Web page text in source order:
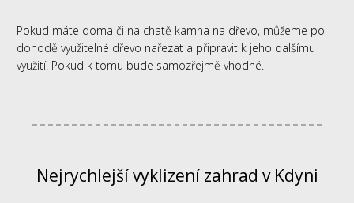
Pokud máte doma či na chatě kamna na dřevo, můžeme po
dohodě využitelné dřevo nařezat a připravit k jeho dalšímu
využití. Pokud k tomu bude samozřejmě vhodné.
Nejrychlejší vyklizení zahrad v Kdyni